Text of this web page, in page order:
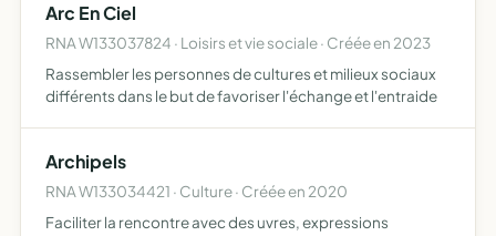
Arc En Ciel
RNA W133037824 · Loisirs et vie sociale · Créée en 2023
Rassembler les personnes de cultures et milieux sociaux
différents dans le but de favoriser l'échange et l'entraide
Archipels
RNA W133034421 · Culture · Créée en 2020
Faciliter la rencontre avec des uvres, expressions